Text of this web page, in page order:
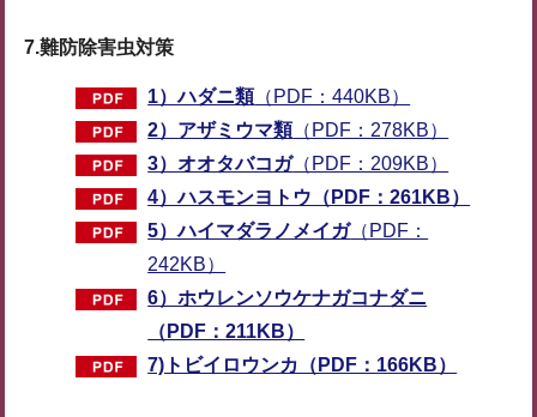
7.難防除害虫対策
1）ハダニ類（PDF：440KB）
2）アザミウマ類（PDF：278KB）
3）オオタバコガ（PDF：209KB）
4）ハスモンヨトウ（PDF：261KB）
5）ハイマダラノメイガ（PDF：
242KB）
6）ホウレンソウケナガコナダニ
（PDF：211KB）
7)トビイロウンカ（PDF：166KB）